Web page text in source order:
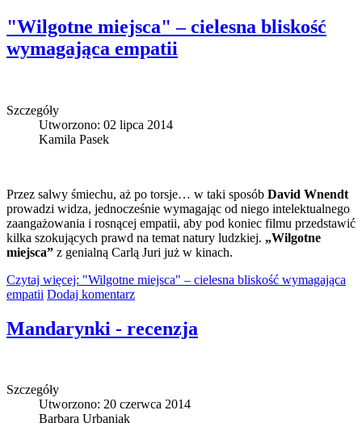
"Wilgotne miejsca" – cielesna bliskość
wymagająca empatii
Szczegóły
Utworzono: 02 lipca 2014
Kamila Pasek
Przez salwy śmiechu, aż po torsje… w taki sposób David Wnendt
prowadzi widza, jednocześnie wymagając od niego intelektualnego
zaangażowania i rosnącej empatii, aby pod koniec filmu przedstawić
kilka szokujących prawd na temat natury ludzkiej. „Wilgotne
miejsca” z genialną Carlą Juri już w kinach.
Czytaj więcej: "Wilgotne miejsca" – cielesna bliskość wymagająca
empatii Dodaj komentarz
Mandarynki - recenzja
Szczegóły
Utworzono: 20 czerwca 2014
Barbara Urbaniak